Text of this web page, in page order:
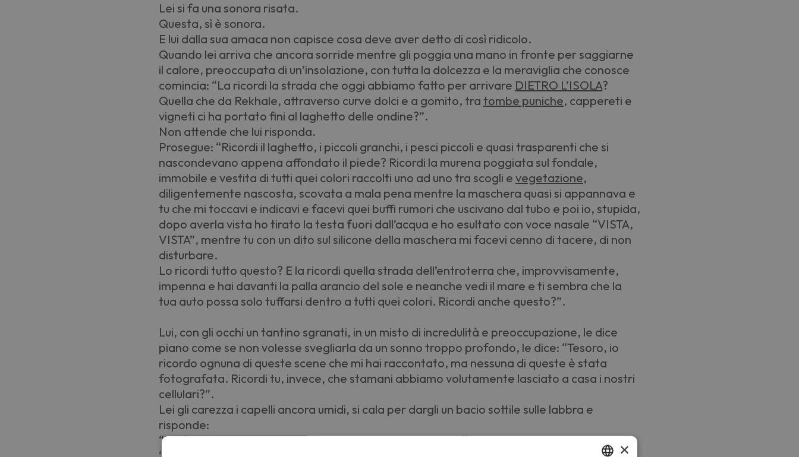
Lei si fa una sonora risata.
Questa, sì è sonora.
E lui dalla sua amaca non capisce cosa deve aver detto di così ridicolo.
Quando lei arriva che ancora sorride mentre gli poggia una mano in fronte per saggiarne
il calore, preoccupata di un’insolazione, con tutta la dolcezza e la meraviglia che conosce
comincia: “La ricordi la strada che oggi abbiamo fatto per arrivare DIETRO L’ISOLA?
Quella che da Rekhale, attraverso curve dolci e a gomito, tra tombe puniche, cappereti e
vigneti ci ha portato fini al laghetto delle ondine?”.
Non attende che lui risponda.
Prosegue: “Ricordi il laghetto, i piccoli granchi, i pesci piccoli e quasi trasparenti che si
nascondevano appena affondato il piede? Ricordi la murena poggiata sul fondale,
immobile e vestita di tutti quei colori raccolti uno ad uno tra scogli e vegetazione,
diligentemente nascosta, scovata a mala pena mentre la maschera quasi si appannava e
tu che mi toccavi e indicavi e facevi quei buffi rumori che uscivano dal tubo e poi io, stupida,
dopo averla vista ho tirato la testa fuori dall’acqua e ho esultato con voce nasale “VISTA,
VISTA”, mentre tu con un dito sul silicone della maschera mi facevi cenno di tacere, di non
disturbare.
Lo ricordi tutto questo? E la ricordi quella strada dell’entroterra che, improvvisamente,
impenna e hai davanti la palla arancio del sole e neanche vedi il mare e ti sembra che la
tua auto possa solo tuffarsi dentro a tutti quei colori. Ricordi anche questo?”.
Lui, con gli occhi un tantino sgranati, in un misto di incredulità e preoccupazione, le dice
piano come se non volesse svegliarla da un sonno troppo profondo, le dice: “Tesoro, io
ricordo ognuna di queste scene che mi hai raccontato, ma nessuna di queste è stata
fotografata. Ricordi tu, invece, che stamani abbiamo volutamente lasciato a casa i nostri
cellulari?”.
Lei gli carezza i capelli ancora umidi, si cala per dargli un bacio sottile sulle labbra e
risponde:
“Ho fatto anche il backup se è per questo” e adesso ride “ma solo dopo avere buttato nel
×